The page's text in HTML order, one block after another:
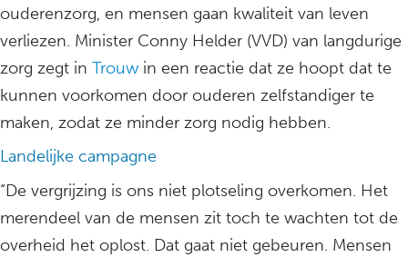
ouderenzorg, en mensen gaan kwaliteit van leven
verliezen. Minister Conny Helder (VVD) van langdurige
zorg zegt in Trouw in een reactie dat ze hoopt dat te
kunnen voorkomen door ouderen zelfstandiger te
maken, zodat ze minder zorg nodig hebben.
Landelijke campagne
“De vergrijzing is ons niet plotseling overkomen. Het
merendeel van de mensen zit toch te wachten tot de
overheid het oplost. Dat gaat niet gebeuren. Mensen